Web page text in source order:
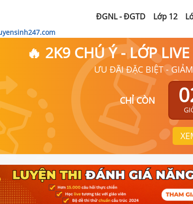
ĐGNL - ĐGTD Lớp 12
🔥 2K9 CHÚ Ý - LỚP
ƯU ĐÃI ĐẶC BIỆT -
CHỈ CÒN